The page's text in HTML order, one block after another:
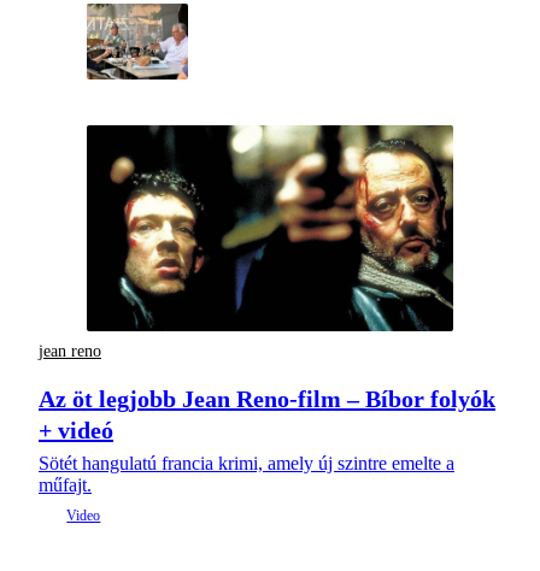
jean reno
Az öt legjobb Jean Reno-film – Bíbor folyók
+ videó
Sötét hangulatú francia krimi, amely új szintre emelte a
műfajt.